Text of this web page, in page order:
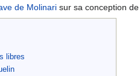
de Molinari sur sa conception de
libres